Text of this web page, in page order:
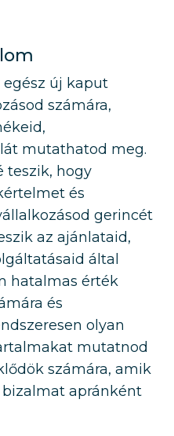
új kaput
számára,
mutathatod meg.
teszik, hogy
és
gerincét
az ajánlataid,
által
hatalmas érték
és
olyan
mutatnod
számára, amik
apránként